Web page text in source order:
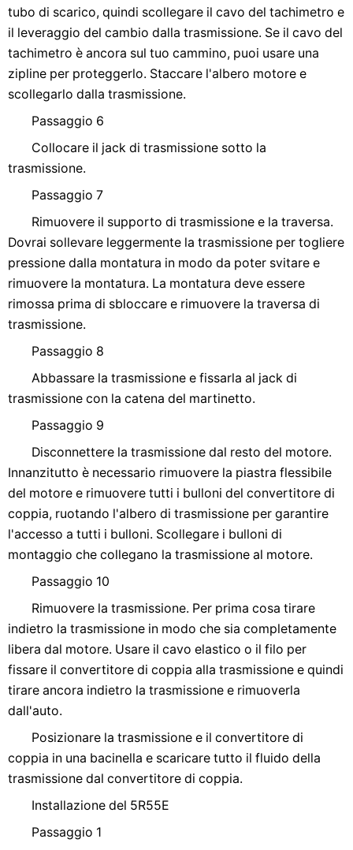
tubo di scarico, quindi scollegare il cavo del tachimetro e
il leveraggio del cambio dalla trasmissione. Se il cavo del
tachimetro è ancora sul tuo cammino, puoi usare una
zipline per proteggerlo. Staccare l'albero motore e
scollegarlo dalla trasmissione.
Passaggio 6
Collocare il jack di trasmissione sotto la
trasmissione.
Passaggio 7
Rimuovere il supporto di trasmissione e la traversa.
Dovrai sollevare leggermente la trasmissione per togliere
pressione dalla montatura in modo da poter svitare e
rimuovere la montatura. La montatura deve essere
rimossa prima di sbloccare e rimuovere la traversa di
trasmissione.
Passaggio 8
Abbassare la trasmissione e fissarla al jack di
trasmissione con la catena del martinetto.
Passaggio 9
Disconnettere la trasmissione dal resto del motore.
Innanzitutto è necessario rimuovere la piastra flessibile
del motore e rimuovere tutti i bulloni del convertitore di
coppia, ruotando l'albero di trasmissione per garantire
l'accesso a tutti i bulloni. Scollegare i bulloni di
montaggio che collegano la trasmissione al motore.
Passaggio 10
Rimuovere la trasmissione. Per prima cosa tirare
indietro la trasmissione in modo che sia completamente
libera dal motore. Usare il cavo elastico o il filo per
fissare il convertitore di coppia alla trasmissione e quindi
tirare ancora indietro la trasmissione e rimuoverla
dall'auto.
Posizionare la trasmissione e il convertitore di
coppia in una bacinella e scaricare tutto il fluido della
trasmissione dal convertitore di coppia.
Installazione del 5R55E
Passaggio 1